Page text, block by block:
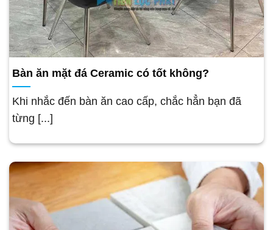
Bàn ăn mặt đá Ceramic có tốt không?
Khi nhắc đến bàn ăn cao cấp, chắc hẳn bạn đã
từng [...]